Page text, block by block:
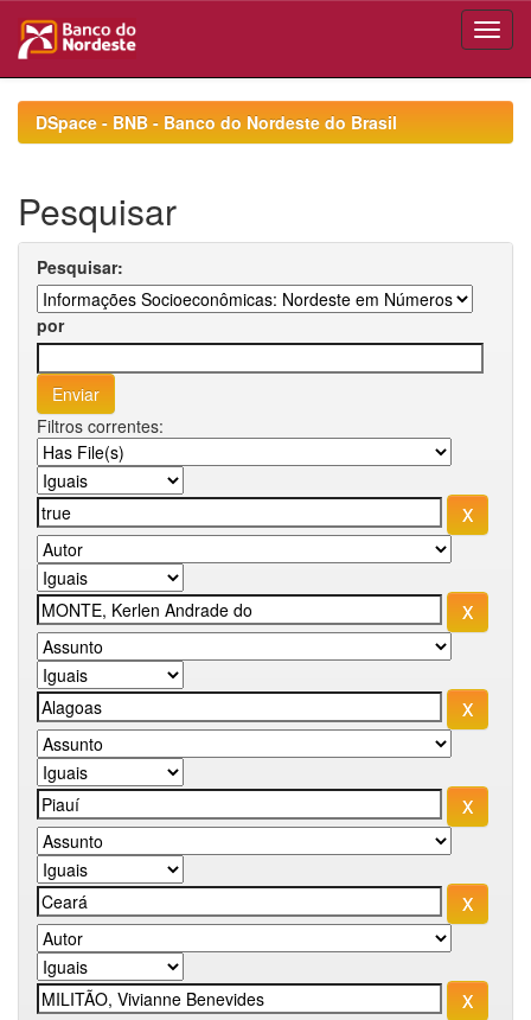
navigationDSpace - BNB - Banco do Nordeste do Brasil
Pesquisar
Pesquisar:
por
Filtros correntes: